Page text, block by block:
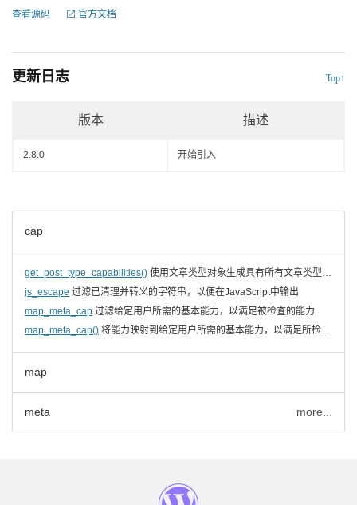
cap
get_post_type_capabilities() 使用文章类型对象生成具有所有文章类型能力的对象
js_escape 过滤已清理并转义的字符串，以便在JavaScript中输出
map_meta_cap 过滤给定用户所需的基本能力，以满足被检查的能力
map_meta_cap() 将能力映射到给定用户所需的基本能力，以满足所检查的能力
map
meta more...
查看源码 官方文档
更新日志 Top↑
版本 描述
2.8.0 开始引入